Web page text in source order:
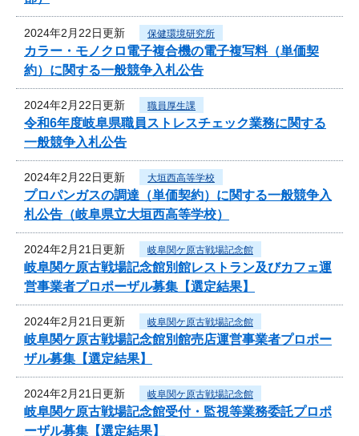
2024年2月22日更新 保健環境研究所
カラー・モノクロ電子複合機の電子複写料（単価契
約）に関する一般競争入札公告
2024年2月22日更新 職員厚生課
令和6年度岐阜県職員ストレスチェック業務に関する
一般競争入札公告
2024年2月22日更新 大垣西高等学校
プロパンガスの調達（単価契約）に関する一般競争入
札公告（岐阜県立大垣西高等学校）
2024年2月21日更新 岐阜関ケ原古戦場記念館
岐阜関ケ原古戦場記念館別館レストラン及びカフェ運
営事業者プロポーザル募集【選定結果】
2024年2月21日更新 岐阜関ケ原古戦場記念館
岐阜関ケ原古戦場記念館別館売店運営事業者プロポー
ザル募集【選定結果】
2024年2月21日更新 岐阜関ケ原古戦場記念館
岐阜関ケ原古戦場記念館受付・監視等業務委託プロポ
ーザル募集【選定結果】